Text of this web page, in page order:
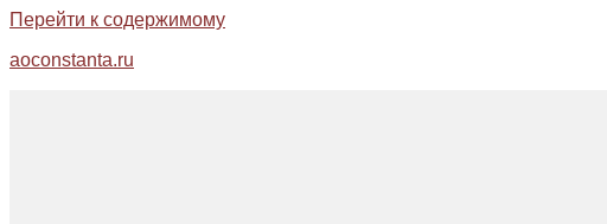
Перейти к содержимому
aoconstanta.ru